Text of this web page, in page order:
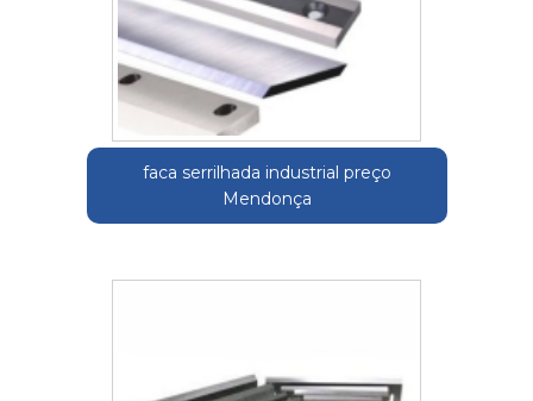
faca serrilhada industrial preço
Mendonça